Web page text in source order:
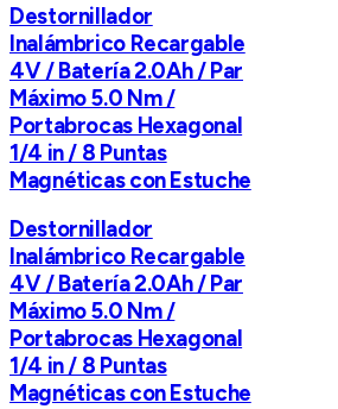
Destornillador
Inalámbrico Recargable
4V / Batería 2.0Ah / Par
Máximo 5.0 Nm /
Portabrocas Hexagonal
1/4 in / 8 Puntas
Magnéticas con Estuche
Destornillador
Inalámbrico Recargable
4V / Batería 2.0Ah / Par
Máximo 5.0 Nm /
Portabrocas Hexagonal
1/4 in / 8 Puntas
Magnéticas con Estuche